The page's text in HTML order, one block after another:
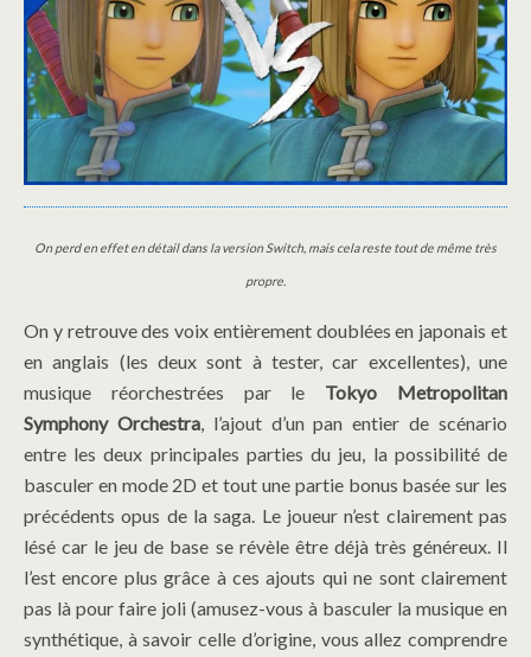
On perd en effet en détail dans la version Switch, mais cela reste tout de même très
propre.
On y retrouve des voix entièrement doublées en japonais et
en anglais (les deux sont à tester, car excellentes), une
musique réorchestrées par le Tokyo Metropolitan
Symphony Orchestra,l’ajout d’un pan entier de scénario
entre les deux principales parties du jeu, la possibilité de
basculer en mode 2D et tout une partie bonus basée sur les
précédents opus de la saga. Le joueur n’est clairement pas
lésé car le jeu de base se révèle être déjà très généreux. Il
l’est encore plus grâce à ces ajouts qui ne sont clairement
pas là pour faire joli (amusez-vous à basculer la musique en
synthétique, à savoir celle d’origine, vous allez comprendre